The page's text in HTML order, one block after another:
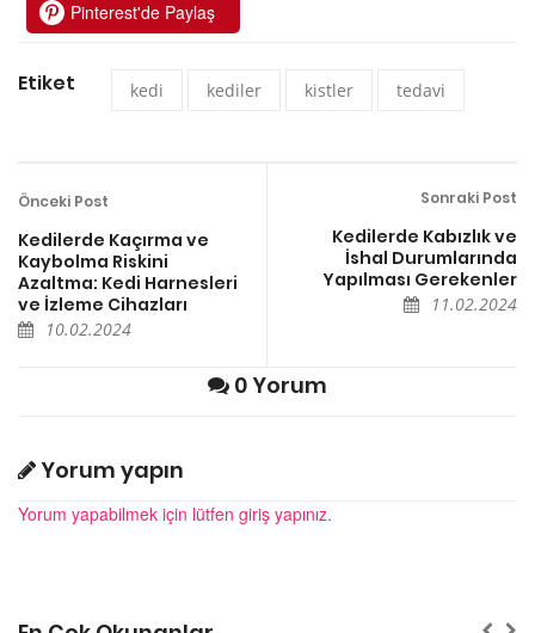
Pinterest'de Paylaş
Etiket kedi kediler kistler tedavi
Önceki Post
Kedilerde Kaçırma ve
Kaybolma Riskini
Azaltma: Kedi Harnesleri
ve İzleme Cihazları
10.02.2024
Sonraki Post
Kedilerde Kabızlık ve
İshal Durumlarında
Yapılması Gerekenler
11.02.2024
0 Yorum
Yorum yapın
Yorum yapabilmek için lütfen giriş yapınız.